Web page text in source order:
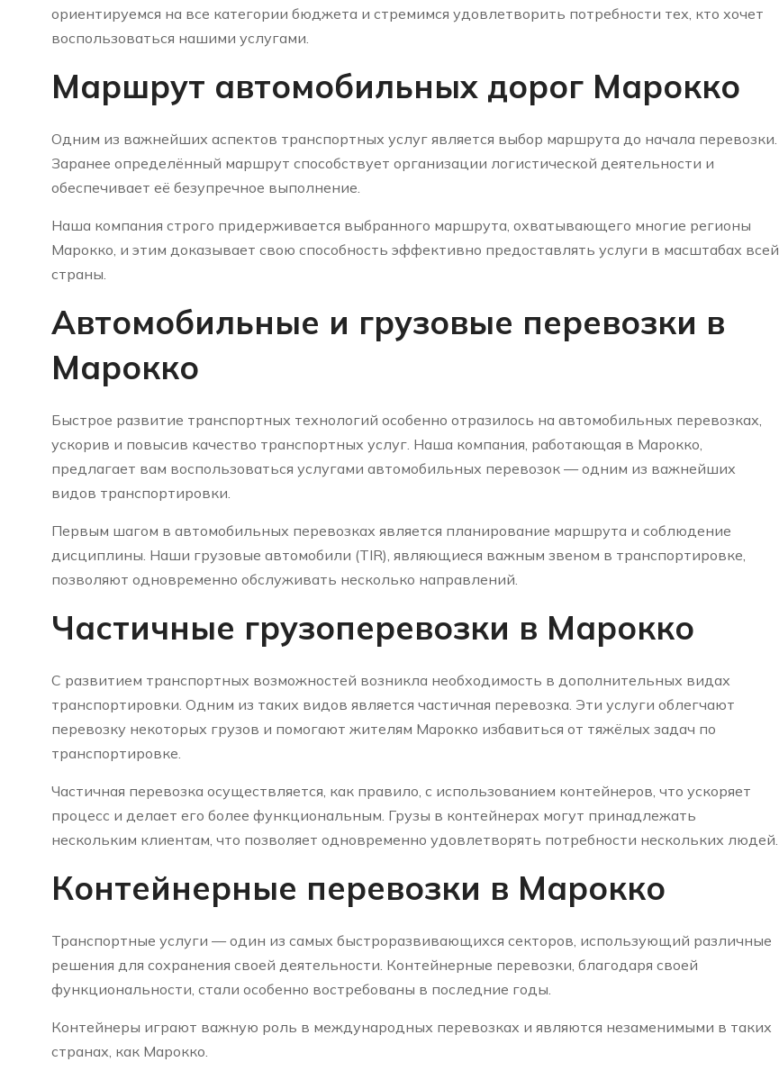
ориентируемся на все категории бюджета и стремимся удовлетворить потребности тех, кто хочет
воспользоваться нашими услугами.
Маршрут автомобильных дорог Марокко
Одним из важнейших аспектов транспортных услуг является выбор маршрута до начала перевозки.
Заранее определённый маршрут способствует организации логистической деятельности и
обеспечивает её безупречное выполнение.
Наша компания строго придерживается выбранного маршрута, охватывающего многие регионы
Марокко, и этим доказывает свою способность эффективно предоставлять услуги в масштабах всей
страны.
Автомобильные и грузовые перевозки в
Марокко
Быстрое развитие транспортных технологий особенно отразилось на автомобильных перевозках,
ускорив и повысив качество транспортных услуг. Наша компания, работающая в Марокко,
предлагает вам воспользоваться услугами автомобильных перевозок — одним из важнейших
видов транспортировки.
Первым шагом в автомобильных перевозках является планирование маршрута и соблюдение
дисциплины. Наши грузовые автомобили (TIR), являющиеся важным звеном в транспортировке,
позволяют одновременно обслуживать несколько направлений.
Частичные грузоперевозки в Марокко
С развитием транспортных возможностей возникла необходимость в дополнительных видах
транспортировки. Одним из таких видов является частичная перевозка. Эти услуги облегчают
перевозку некоторых грузов и помогают жителям Марокко избавиться от тяжёлых задач по
транспортировке.
Частичная перевозка осуществляется, как правило, с использованием контейнеров, что ускоряет
процесс и делает его более функциональным. Грузы в контейнерах могут принадлежать
нескольким клиентам, что позволяет одновременно удовлетворять потребности нескольких людей.
Контейнерные перевозки в Марокко
Транспортные услуги — один из самых быстроразвивающихся секторов, использующий различные
решения для сохранения своей деятельности. Контейнерные перевозки, благодаря своей
функциональности, стали особенно востребованы в последние годы.
Контейнеры играют важную роль в международных перевозках и являются незаменимыми в таких
странах, как Марокко.